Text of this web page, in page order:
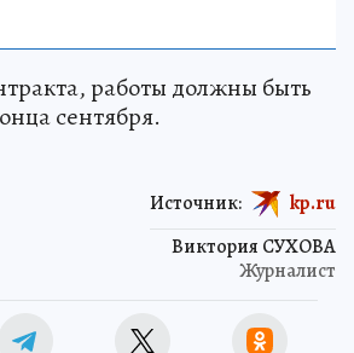
работы должны быть
сентября.
Виктория СУХОВА
Журналист
Источник: kp.ru